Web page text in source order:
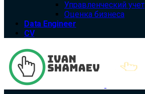
Управленческий учет
Оценка бизнеса
Data Engineer
CV